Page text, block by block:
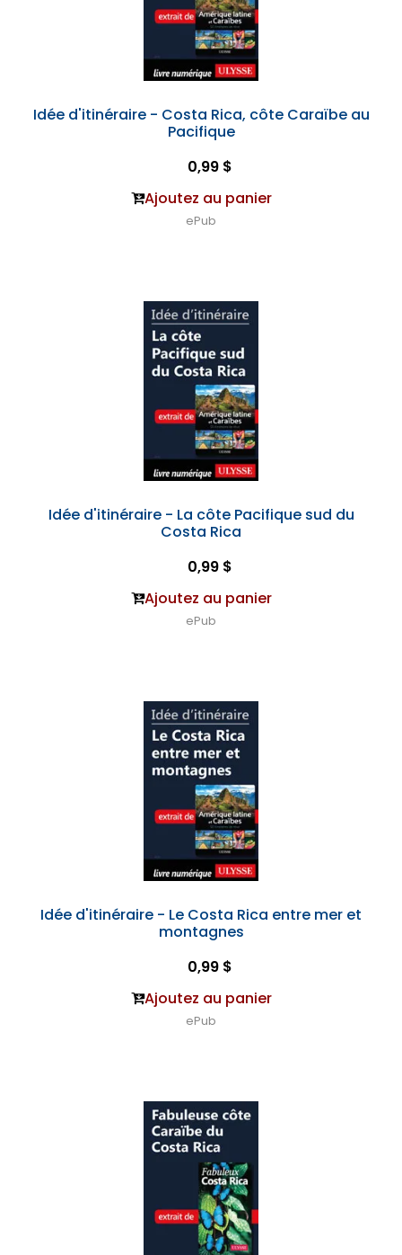
Idée d'itinéraire - Costa Rica, côte Caraïbe au
Pacifique
0,99 $
Ajoutez au panier
ePub
Idée d'itinéraire - La côte Pacifique sud du
Costa Rica
0,99 $
Ajoutez au panier
ePub
Idée d'itinéraire - Le Costa Rica entre mer et
montagnes
0,99 $
Ajoutez au panier
ePub